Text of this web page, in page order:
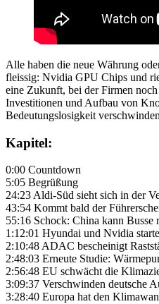
Alle haben die neue Währung
fleissig: Nvidia GPU Chips und
eine Zukunft, bei der Firmen
Investitionen und Aufbau von
Bedeutungslosigkeit
Kapitel:
0:00 Countdown
5:05 Begrüßung
24:23 Aldi-Süd sieht sich in der
43:54 Kommt bald der
55:16 Schock: China kann Busse
1:12:01 Hyundai und Nvidia
2:10:48 ADAC bescheinigt
2:48:03 Erneute Studie:
2:56:48 EU schwächt die
3:09:37 Verschwinden deutsche
3:28:40 Europa hat den